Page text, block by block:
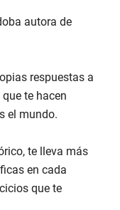
autora de
respuestas a
te hacen
el mundo.
te lleva más
en cada
que te